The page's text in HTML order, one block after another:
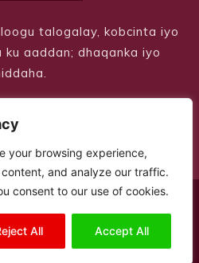
your browsing experience,
and analyze our traffic.
consent to our use of cookies.
All Accept All
talogalay, kobcinta iyo
aaddan; dhaqanka iyo
All Rights Reserved
Site Designed byILEYS INC.